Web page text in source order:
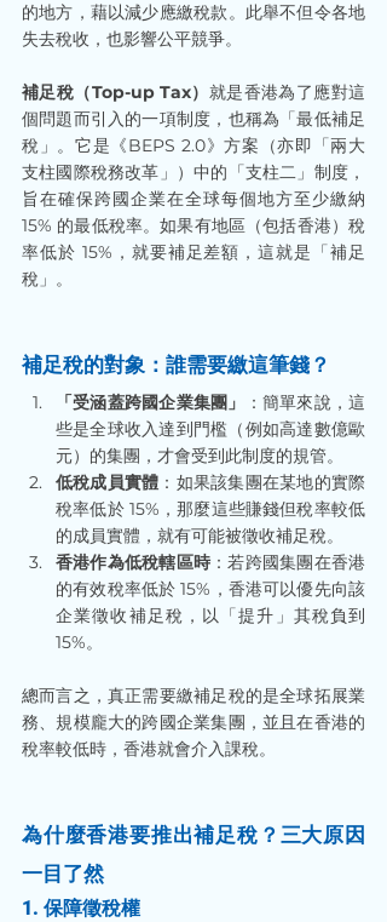
的地方，藉以減少應繳稅款。此舉不但令各地
失去稅收，也影響公平競爭。
補足稅（Top-up Tax） 就是香港為了應對這
個問題而引入的一項制度，也稱為「最低補足
稅」。它是《BEPS 2.0》方案（亦即「兩大
支柱國際稅務改革」）中的「支柱二」制度，
旨在確保跨國企業在全球每個地方至少繳納
15% 的最低稅率。如果有地區（包括香港）稅
率低於 15%，就要補足差額，這就是「補足
稅」。
補足稅的對象：誰需要繳這筆錢？
「受涵蓋跨國企業集團」
：簡單來說，這
些是全球收入達到門檻（例如高達數億歐
元）的集團，才會受到此制度的規管。
低稅成員實體 ：如果該集團在某地的實際
稅率低於 15%，那麼這些賺錢但稅率較低
的成員實體，就有可能被徵收補足稅。
香港作為低稅轄區時 ：若跨國集團在香港
的有效稅率低於 15%，香港可以優先向該
企業徵收補足稅，以「提升」其稅負到
15%。
總而言之，真正需要繳補足稅的是全球拓展業
務、規模龐大的跨國企業集團，並且在香港的
稅率較低時，香港就會介入課稅。
為什麼香港要推出補足稅？三大原因
一目了然
1. 保障徵稅權